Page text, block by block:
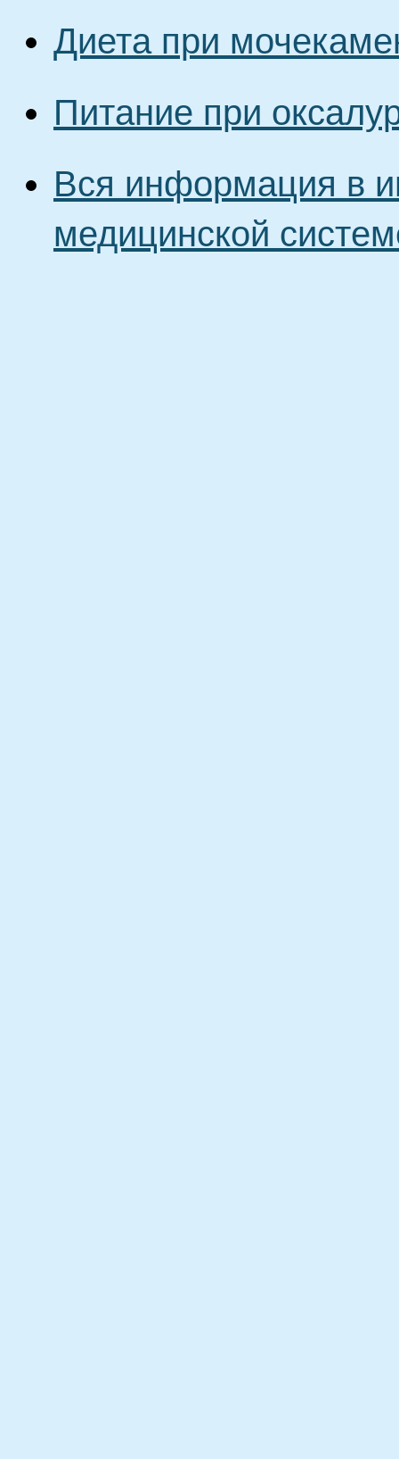
Диета при
Питание при
Вся информация в
медицинской